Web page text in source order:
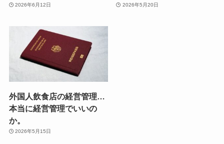
2026年6月12日 2026年5月20日
外国人飲食店の経営管理…
本当に経営管理でいいの
か。
2026年5月15日